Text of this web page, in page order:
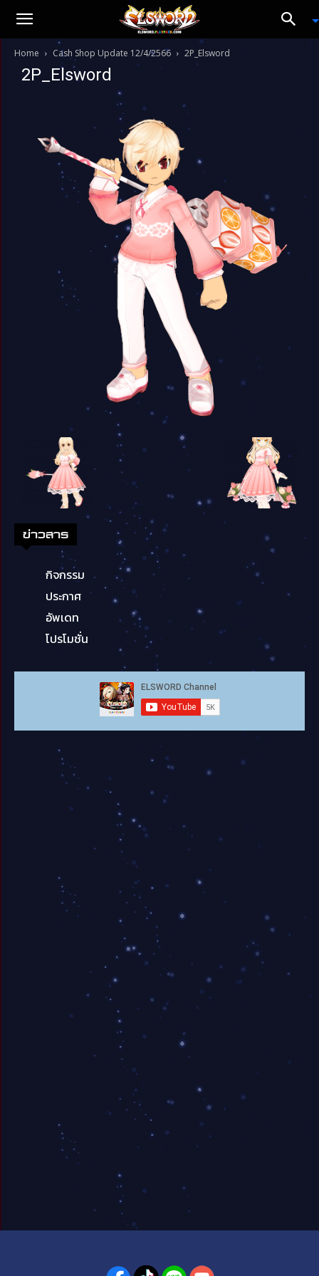
Home Cash Shop Update 12/4/2566 2P_Elsword
2P_Elsword
ข่าวสาร
กิจกรรม
ประกาศ
อัพเดท
โปรโมชั่น